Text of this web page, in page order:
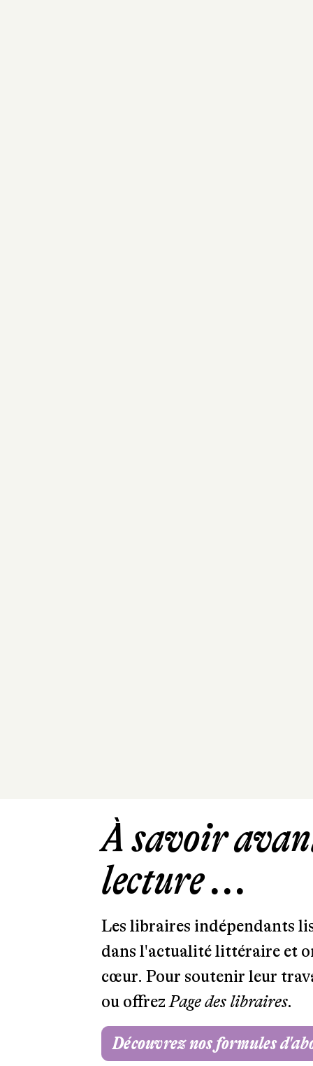
À savoir
lecture ...
Les libraires indépendants
dans l'actualité littéraire et
cœur. Pour soutenir leur
ou offrezPage des libraires.
Découvrez nos formules